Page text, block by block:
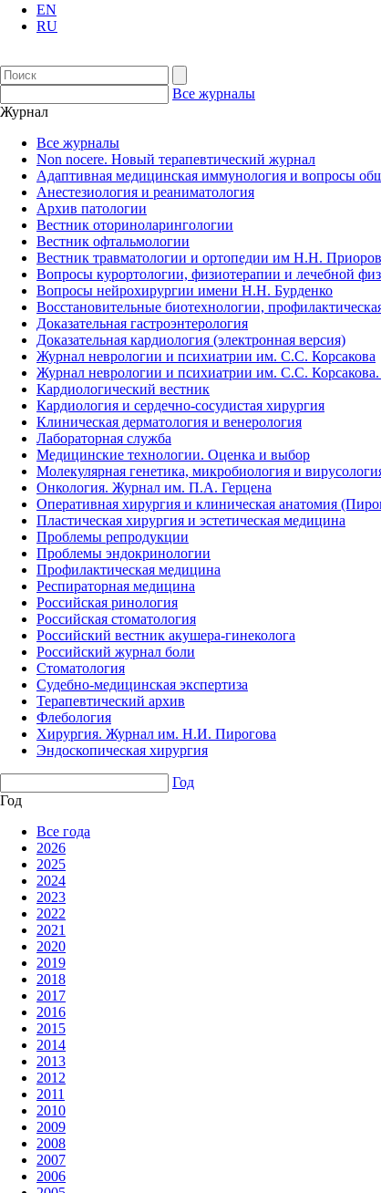
EN
RU
Все журналы
Журнал
Все журналы
Non nocere. Новый терапевтический журнал
Адаптивная медицинская иммунология и вопросы
Анестезиология и реаниматология
Архив патологии
Вестник оториноларингологии
Вестник офтальмологии
Вестник травматологии и ортопедии им Н.Н.
Вопросы курортологии, физиотерапии и лечебной
Вопросы нейрохирургии имени Н.Н. Бурденко
Восстановительные биотехнологии,
Доказательная гастроэнтерология
Доказательная кардиология (электронная версия)
Журнал неврологии и психиатрии им. С.С. Корсакова
Журнал неврологии и психиатрии им. С.С.
Кардиологический вестник
Кардиология и сердечно-сосудистая хирургия
Клиническая дерматология и венерология
Лабораторная служба
Медицинские технологии. Оценка и выбор
Молекулярная генетика, микробиология и
Онкология. Журнал им. П.А. Герцена
Оперативная хирургия и клиническая анатомия
Пластическая хирургия и эстетическая медицина
Проблемы репродукции
Проблемы эндокринологии
Профилактическая медицина
Респираторная медицина
Российская ринология
Российская стоматология
Российский вестник акушера-гинеколога
Российский журнал боли
Стоматология
Судебно-медицинская экспертиза
Терапевтический архив
Флебология
Хирургия. Журнал им. Н.И. Пирогова
Эндоскопическая хирургия
Год
Год
Все года
2026
2025
2024
2023
2022
2021
2020
2019
2018
2017
2016
2015
2014
2013
2012
2011
2010
2009
2008
2007
2006